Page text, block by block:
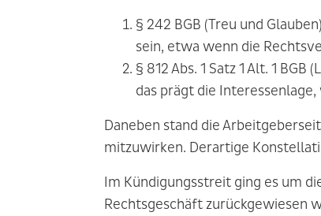
§ 242 BGB (Treu und
sein, etwa wenn die
§ 812 Abs. 1 Satz 1 Alt. 1
das prägt die
Daneben stand die
mitzuwirken. Derartige
Im Kündigungsstreit ging es um
Rechtsgeschäft zurückgewiesen